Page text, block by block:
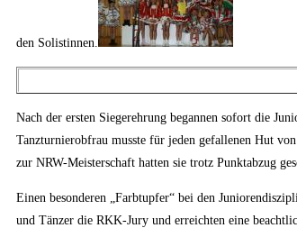
den Solistinnen.
Nach der ersten Siegerehrung begannen sofort die
Tanzturnierobfrau musste für jeden gefallenen Hut
zur NRW-Meisterschaft hatten sie trotz Punktabzug
Einen besonderen „Farbtupfer“ bei den
und Tänzer die RKK-Jury und erreichten eine